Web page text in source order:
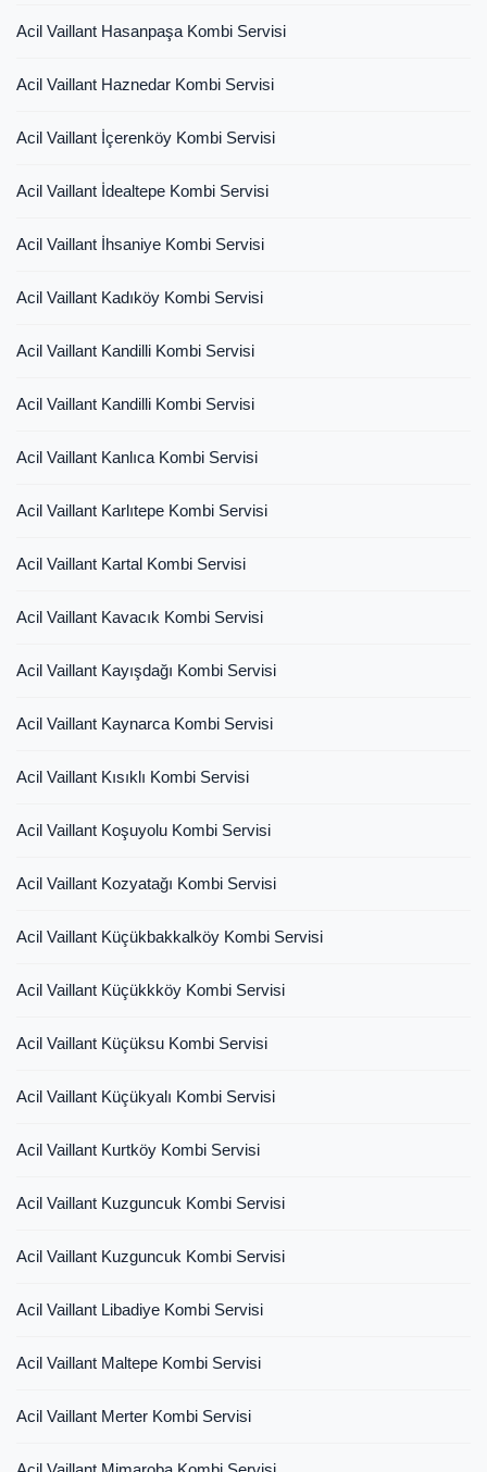
Acil Vaillant Hasanpaşa Kombi Servisi
Acil Vaillant Haznedar Kombi Servisi
Acil Vaillant İçerenköy Kombi Servisi
Acil Vaillant İdealtepe Kombi Servisi
Acil Vaillant İhsaniye Kombi Servisi
Acil Vaillant Kadıköy Kombi Servisi
Acil Vaillant Kandilli Kombi Servisi
Acil Vaillant Kandilli Kombi Servisi
Acil Vaillant Kanlıca Kombi Servisi
Acil Vaillant Karlıtepe Kombi Servisi
Acil Vaillant Kartal Kombi Servisi
Acil Vaillant Kavacık Kombi Servisi
Acil Vaillant Kayışdağı Kombi Servisi
Acil Vaillant Kaynarca Kombi Servisi
Acil Vaillant Kısıklı Kombi Servisi
Acil Vaillant Koşuyolu Kombi Servisi
Acil Vaillant Kozyatağı Kombi Servisi
Acil Vaillant Küçükbakkalköy Kombi Servisi
Acil Vaillant Küçükkköy Kombi Servisi
Acil Vaillant Küçüksu Kombi Servisi
Acil Vaillant Küçükyalı Kombi Servisi
Acil Vaillant Kurtköy Kombi Servisi
Acil Vaillant Kuzguncuk Kombi Servisi
Acil Vaillant Kuzguncuk Kombi Servisi
Acil Vaillant Libadiye Kombi Servisi
Acil Vaillant Maltepe Kombi Servisi
Acil Vaillant Merter Kombi Servisi